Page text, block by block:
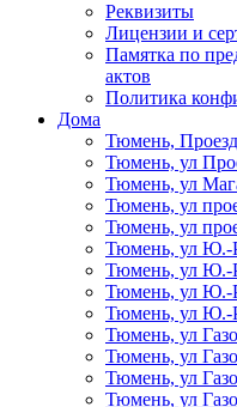
Реквизиты
Лицензии и
Памятка по
актов
Политика
Дома
Тюмень,
Тюмень, ул
Тюмень, ул
Тюмень, ул
Тюмень, ул
Тюмень, ул Ю.-
Тюмень, ул Ю.-
Тюмень, ул Ю.-
Тюмень, ул Ю.-
Тюмень, ул
Тюмень, ул
Тюмень, ул
Тюмень, ул